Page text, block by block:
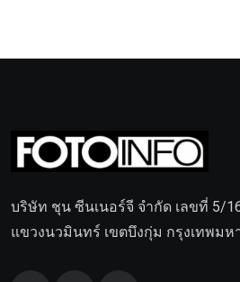
บริษัท ชุน ซีนเนอร์จี จำกัด เลขที่ 5/
แขวงนวมินทร์ เขตบึงกุ่ม กรุงเทพมห